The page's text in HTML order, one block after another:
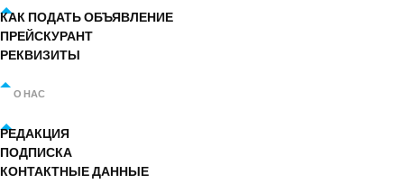
КАК ПОДАТЬ ОБЪЯВЛЕНИЕ
ПРЕЙСКУРАНТ
РЕКВИЗИТЫ
О НАС
РЕДАКЦИЯ
ПОДПИСКА
КОНТАКТНЫЕ ДАННЫЕ